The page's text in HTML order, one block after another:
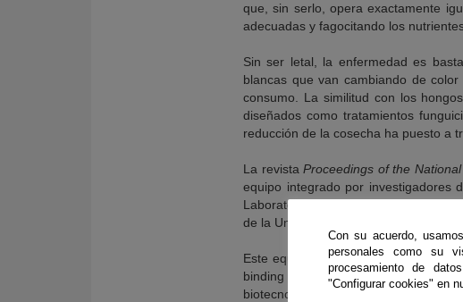
que, sin serlo, opera exactamente
adecuadas y fagocitando los
Sin ser letal, la enfermedad es
blancas que van cambiando de
consumo. La similitud con los
diseñados como tratamientos
reducción de la cosecha ha puesto a
La revistaProceedings of the
equipo integrado por investigadores
Laboratory en Norwich (Reino
de la Universidad de Córdoba.
Este equipo que ha conseguido
binding leucine richrepeats» (NLR)
biotecnología vegetal: la
Con su acuerdo,
personales como su
procesamiento de
"Configurar cookies" en